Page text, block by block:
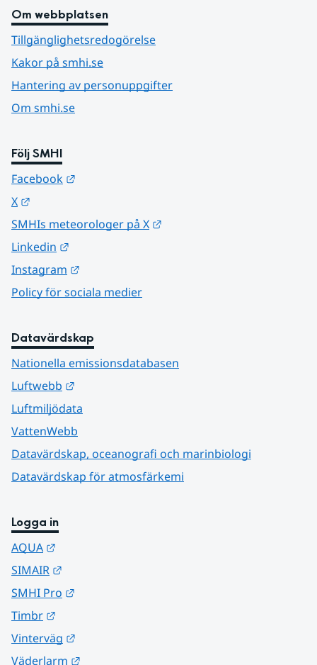
Om webbplatsen
Tillgänglighetsredogörelse
Kakor på smhi.se
Hantering av personuppgifter
Om smhi.se
Följ SMHI
Facebook
X
SMHIs meteorologer på X
Linkedin
Instagram
Policy för sociala medier
Datavärdskap
Nationella emissionsdatabasen
Luftwebb
Luftmiljödata
VattenWebb
Datavärdskap, oceanografi och marinbiologi
Datavärdskap för atmosfärkemi
Logga in
AQUA
SIMAIR
SMHI Pro
Timbr
Vinterväg
Väderlarm